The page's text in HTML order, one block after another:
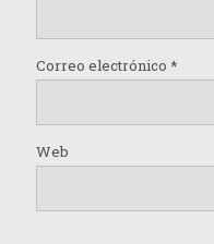
Correo electrónico *
Web